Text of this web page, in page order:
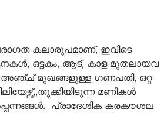
കലാരൂപമാണ്, ഇവിടെ
ഒട്ടകം, ആട്, കാള മുതലായവ
അഞ്ച് മുഖങ്ങളുള്ള ഗണപതി, ഒറ്റ
മണികൾ
പ്രാദേശിക കരകൗശല